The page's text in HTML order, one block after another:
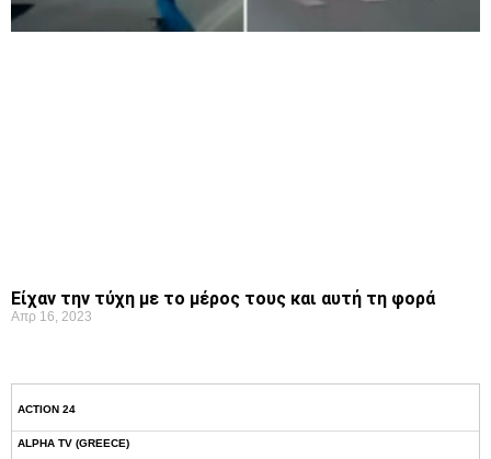
Είχαν την τύχη με το μέρος τους και αυτή τη φορά
Απρ 16, 2023
ACTION 24
ALPHA TV (GREECE)